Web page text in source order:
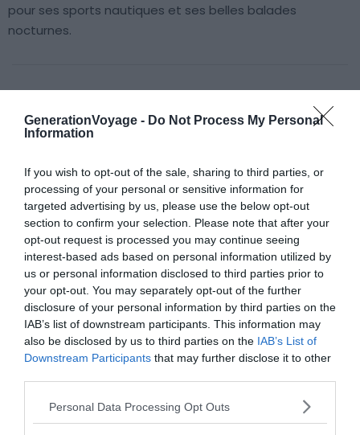
GenerationVoyage - Do Not Process My Personal
Information
If you wish to opt-out of the sale, sharing to third parties, or
processing of your personal or sensitive information for
targeted advertising by us, please use the below opt-out
section to confirm your selection. Please note that after your
opt-out request is processed you may continue seeing
interest-based ads based on personal information utilized by
us or personal information disclosed to third parties prior to
your opt-out. You may separately opt-out of the further
disclosure of your personal information by third parties on the
IAB’s list of downstream participants. This information may
also be disclosed by us to third parties on the IAB’s List of
Downstream Participants that may further disclose it to other
Personal Data Processing Opt Outs
pour ses sports nautiques et ses belles balades
nocturnes.
À lire aussi sur le guide Îles Baléares :
voir (Espagne)
Les 6 sites archéologiques à explorer pour un voyage
dans le temps aux Îles Baléares
Les 6 activités nautiques incontournables à
expérimenter aux Îles Baléares
Les 5 plages paradisiaques à ne pas manquer aux
Îles Baléares
Capdepera